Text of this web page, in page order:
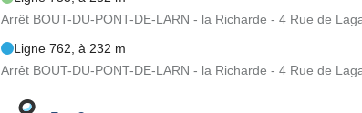
Arrêt BOUT-DU-PONT-DE-LARN - la Richarde - 4 Rue de
Ligne 762, à 232 m
Arrêt BOUT-DU-PONT-DE-LARN - la Richarde - 4 Rue de